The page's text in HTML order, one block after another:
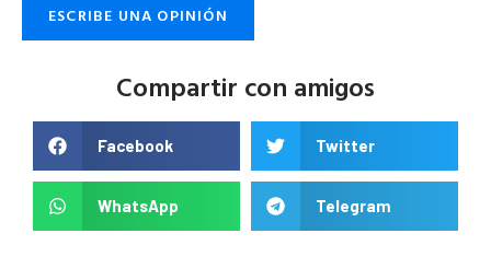
ESCRIBE UNA OPINIÓN
Compartir con amigos
Facebook Twitter
WhatsApp Telegram